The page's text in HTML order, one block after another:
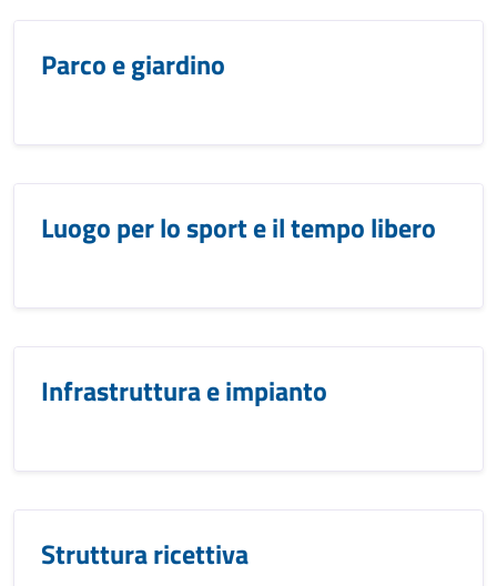
Parco e giardino
Luogo per lo sport e il tempo libero
Infrastruttura e impianto
Struttura ricettiva